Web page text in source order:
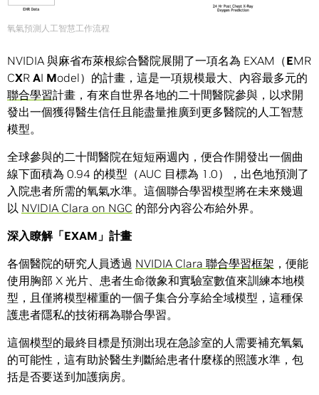
氧氣預測人工智慧工作流程
NVIDIA 與麻省布萊根綜合醫院展開了一項名為 EXAM（EMR
CXR AI Model）的計畫，這是一項規模最大、內容最多元的
聯合學習計畫，有來自世界各地的二十間醫院參與，以求開
發出一個獲得醫生信任且能盡量推廣到更多醫院的人工智慧
模型。
全球參與的二十間醫院在短短兩週內，便合作開發出一個曲
線下面積為 0.94 的模型（AUC 目標為 1.0），出色地預測了
入院患者所需的氧氣水準。這個聯合學習模型將在未來幾週
以 NVIDIA Clara on NGC 的部分內容公布給外界。
深入瞭解「EXAM 」計畫
各個醫院的研究人員透過 NVIDIA Clara 聯合學習框架 ，便能
使用胸部 X 光片、患者生命徵象和實驗室數值來訓練本地模
型，且僅將模型權重的一個子集合分享給全域模型，這種保
護患者隱私的技術稱為聯合學習。
這個模型的最終目標是預測出現在急診室的人需要補充氧氣
的可能性，這有助於醫生判斷給患者什麼樣的照護水準，包
括是否要送到加護病房。